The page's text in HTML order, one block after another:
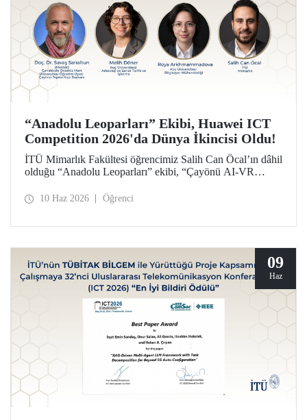
“Anadolu Leoparları” Ekibi, Huawei ICT
Competition 2026'da Dünya İkincisi Oldu!
İTÜ Mimarlık Fakültesi öğrencimiz Salih Can Öcal’ın dâhil
olduğu “Anadolu Leoparları” ekibi, “Çayönü AI-VR
2026’da inovasyon kategorisinde dünya ikincisi oldu.
10 Haz 2026 Öğrenci
09
Haz